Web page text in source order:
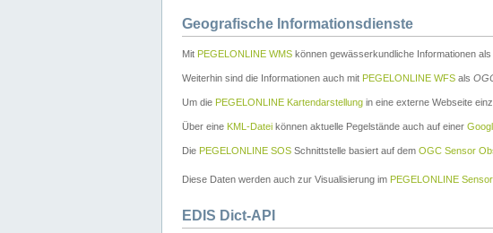
Geografische Informationsdienste
Mit PEGELONLINE WMS können gewässerkundliche Informationen als
Weiterhin sind die Informationen auch mit PEGELONLINE WFS als
Um die PEGELONLINE Kartendarstellung in eine externe Webseite
Über eine KML-Datei können aktuelle Pegelstände auch auf einer
Die PEGELONLINE SOS Schnittstelle basiert auf dem OGC Sensor
Diese Daten werden auch zur Visualisierung im PEGELONLINE
EDIS Dict-API